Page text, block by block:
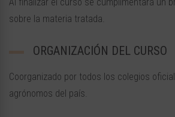
Al finalizar el curso se cumplimentará un
sobre la materia tratada.
ORGANIZACIÓN DEL CURSO
Coorganizado por todos los colegios
agrónomos del país.